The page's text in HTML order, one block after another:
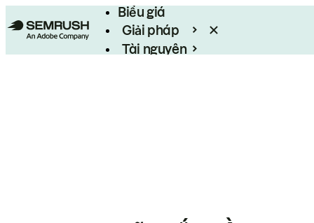
Biểu giá
Giải pháp
Tài nguyên